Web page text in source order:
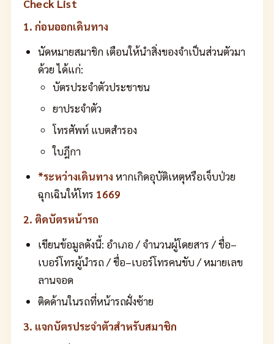
Check List
1. ก่อนออกเดินทาง
นัดหมายสมาชิก เตือนให้นำสิ่งของจำเป็นส่วนตัวมา
ด้วย ได้แก่:
บัตรประจำตัวประชาชน
ยาประจำตัว
โทรศัพท์ แบตสำรอง
ใบฎีกา
*ระหว่างเดินทางหากเกิดอุบัติเหตุหรือเจ็บป่วย
ฉุกเฉินให้โทร 1669
2. ติดบัตรหน้ารถ
เขียนข้อมูลดังนี้: อำเภอ / จำนวนผู้โดยสาร / ชื่อ–
เบอร์โทรผู้นำรถ / ชื่อ–เบอร์โทรคนขับ / หมายเลข
ลานจอด
ติดด้านในรถที่หน้ารถฝั่งซ้าย
3. แจกบัตรประจำตัวสำหรับสมาชิก